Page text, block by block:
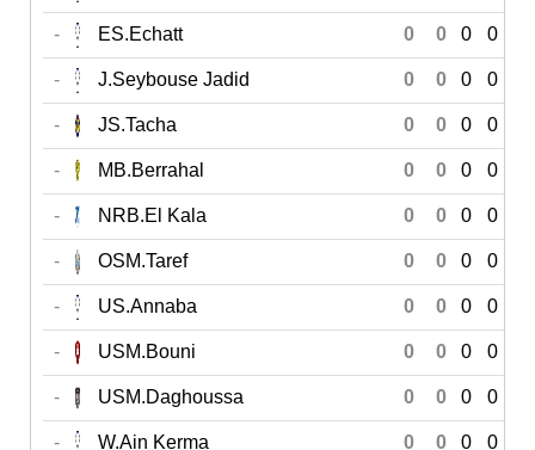
- ES.Echatt 0 0 0 0
- J.Seybouse Jadid 0 0 0 0
- JS.Tacha 0 0 0 0
- MB.Berrahal 0 0 0 0
- NRB.El Kala 0 0 0 0
- OSM.Taref 0 0 0 0
- US.Annaba 0 0 0 0
- USM.Bouni 0 0 0 0
- USM.Daghoussa 0 0 0 0
- W.Ain Kerma 0 0 0 0